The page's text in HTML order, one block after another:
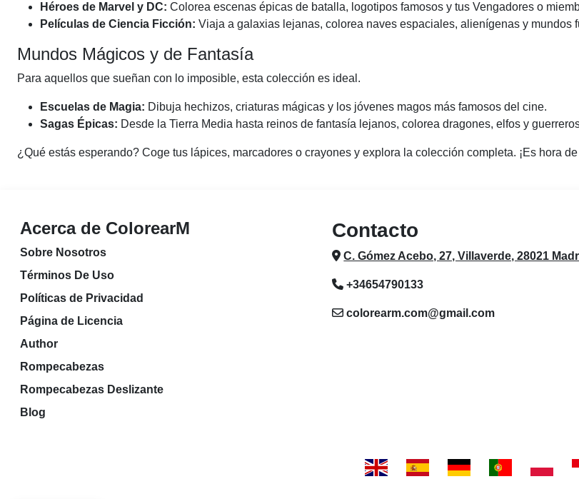
Héroes de Marvel y DC: Colorea escenas épicas de batalla, logotipos famosos y tus Vengadores o
Películas de Ciencia Ficción: Viaja a galaxias lejanas, colorea naves espaciales, alienígenas y mundos
Mundos Mágicos y de Fantasía
Para aquellos que sueñan con lo imposible, esta colección es ideal.
Escuelas de Magia: Dibuja hechizos, criaturas mágicas y los jóvenes magos más famosos del cine.
Sagas Épicas: Desde la Tierra Media hasta reinos de fantasía lejanos, colorea dragones, elfos y
¿Qué estás esperando? Coge tus lápices, marcadores o crayones y explora la colección completa. ¡Es hora
Acerca de ColorearM
Sobre Nosotros
Términos De Uso
Políticas de Privacidad
Página de Licencia
Author
Rompecabezas
Rompecabezas Deslizante
Blog
Contacto
C. Gómez Acebo, 27, Villaverde, 28021
+34654790133
colorearm.com@gmail.com